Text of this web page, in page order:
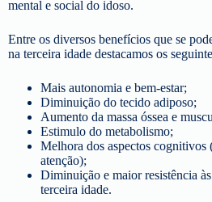
mental e social do idoso.
Entre os diversos benefícios que se
na terceira idade destacamos os
Mais autonomia e bem-estar;
Diminuição do tecido adiposo;
Aumento da massa óssea e
Estimulo do metabolismo;
Melhora dos aspectos cognitivos
atenção);
Diminuição e maior resistência
terceira idade.